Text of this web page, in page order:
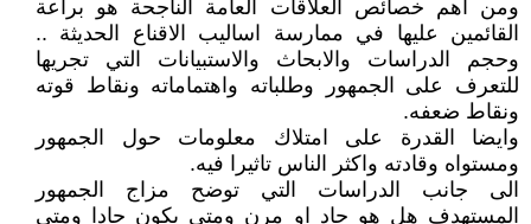
ومن اهم خصائص العلاقات العامة الناجحة هو براعة
القائمين عليها في ممارسة اساليب الاقناع الحديثة ..
وحجم الدراسات والابحاث والاستبيانات التي تجريها
للتعرف على الجمهور وطلباته واهتماماته ونقاط قوته
ونقاط ضعفه.
وايضا القدرة على امتلاك معلومات حول الجمهور
ومستواه وقادته واكثر الناس تاثيرا فيه.
الى جانب الدراسات التي توضح مزاج الجمهور
المستهدف هل هو حاد او مرن ومتى يكون حادا ومتى